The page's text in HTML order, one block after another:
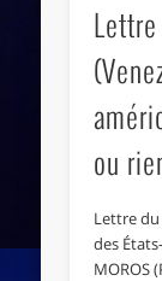
ou
Lettre
des
MOROS